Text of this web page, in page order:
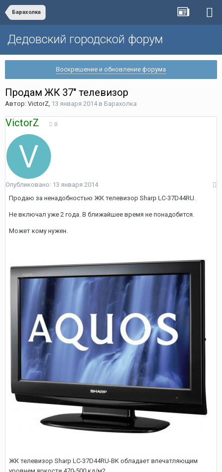
Барахолка
Дедовский городской форум
Воскрешение и обновление форума
Продам ЖК 37" телевизор
Автор: VictorZ, 13 января 2014в Барахолка
VictorZ 0
Опубликовано: 13 января 2014
Продаю за ненадобностью ЖК телевизор Sharp LC-37D44RU.
Не включал уже 2 года. В ближайшее время не понадобится.
Может кому нужен.
ЖК телевизор Sharp LC-37D44RU-BK обладает впечатляющим